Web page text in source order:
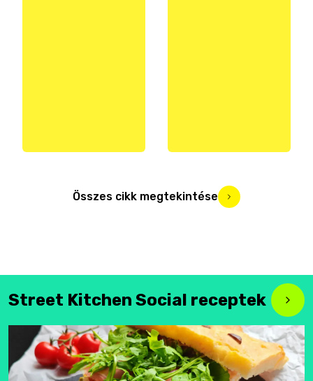
Összes cikk megtekintése
Street Kitchen Social receptek